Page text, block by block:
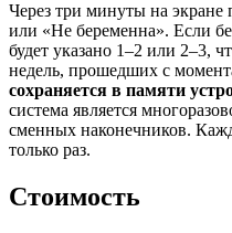
Через три минуты на экране
или «Не беременна». Если
будет указано 1–2 или 2–3,
недель, прошедших с
сохраняется в памяти
система является
сменных наконечников.
только раз.
Стоимость